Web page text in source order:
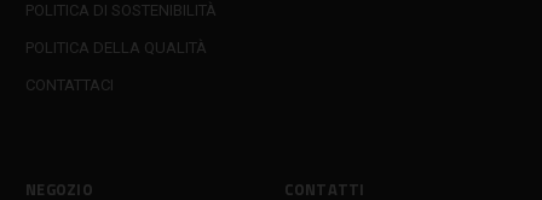
POLITICA DI SOSTENIBILITÀ
POLITICA DELLA QUALITÀ
CONTATTACI
NEGOZIO CONTATTI